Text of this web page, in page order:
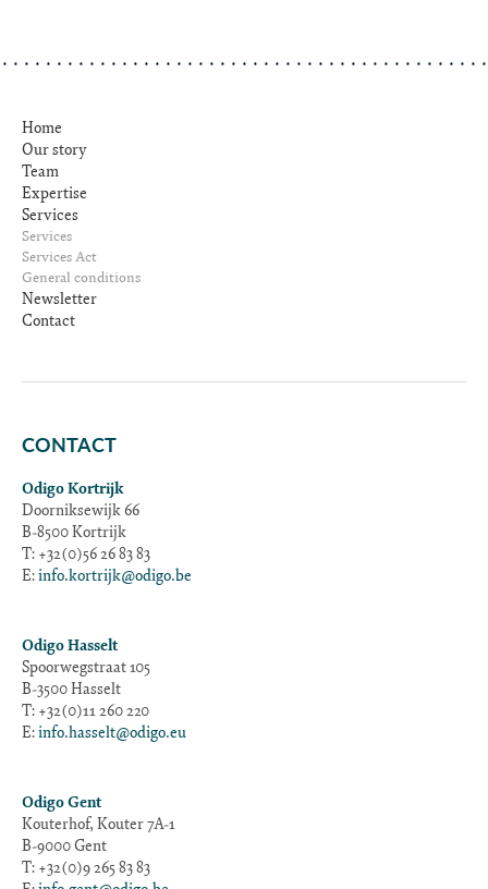
Home
Our story
Team
Expertise
Services
Services
Services Act
General conditions
Newsletter
Contact
CONTACT
Odigo Kortrijk
Doorniksewijk 66
B-8500 Kortrijk
T: +32(0)56 26 83 83
E: info.kortrijk@odigo.be
Odigo Hasselt
Spoorwegstraat 105
B-3500 Hasselt
T: +32(0)11 260 220
E: info.hasselt@odigo.eu
Odigo Gent
Kouterhof, Kouter 7A-1
B-9000 Gent
T: +32(0)9 265 83 83